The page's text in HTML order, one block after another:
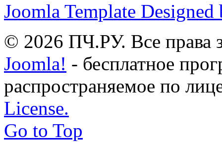
Joomla Template Designed
© 2026 ПЧ.РУ. Все права
Joomla! - бесплатное
распространяемое по
License.
Go to Top